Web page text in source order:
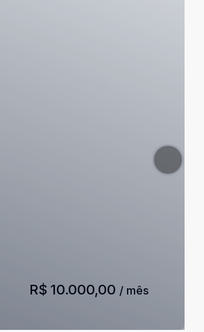
R$ 10.000,00 / mês